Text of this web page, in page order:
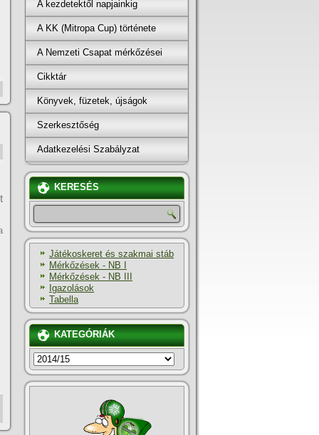
A kezdetektől napjainkig
A KK (Mitropa Cup) története
A Nemzeti Csapat mérkőzései
Cikktár
Könyvek, füzetek, újságok
Szerkesztőség
Adatkezelési Szabályzat
KERESÉS
Játékoskeret és szakmai stáb
Mérkőzések - NB I
Mérkőzések - NB III
Igazolások
Tabella
KATEGÓRIÁK
KATEGÓRIÁK